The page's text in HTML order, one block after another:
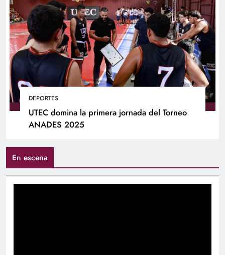
DEPORTES
UTEC domina la primera jornada del Torneo
ANADES 2025
En escena